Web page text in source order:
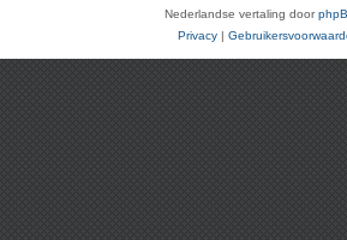
Nederlandse vertaling door
Privacy |